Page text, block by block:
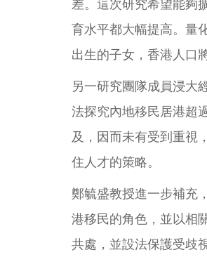
差。這次研究希望能夠
育水平都大幅提高。量
出生的子女，香港人口
另一研究團隊成員浸大
法探究內地移民居港超
及，因而未有受到重視
住人才的策略。
鄭毓盛教授進一步補充
港移民的角色，並以相
共處，並設法保護受歧